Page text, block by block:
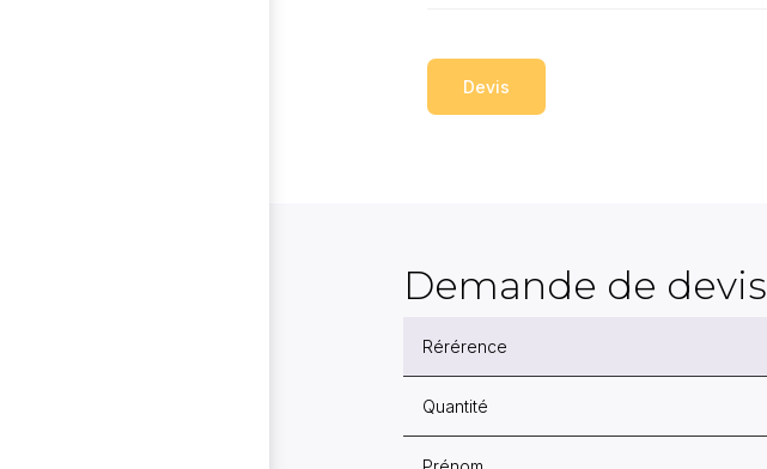
Devis
Demande de devis